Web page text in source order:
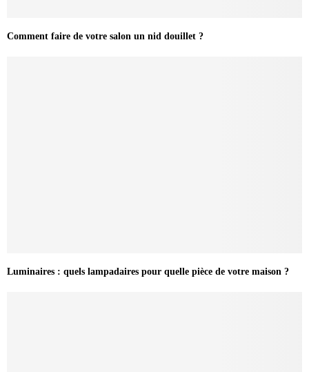
Comment faire de votre salon un nid douillet ?
Luminaires : quels lampadaires pour quelle pièce de votre maison ?